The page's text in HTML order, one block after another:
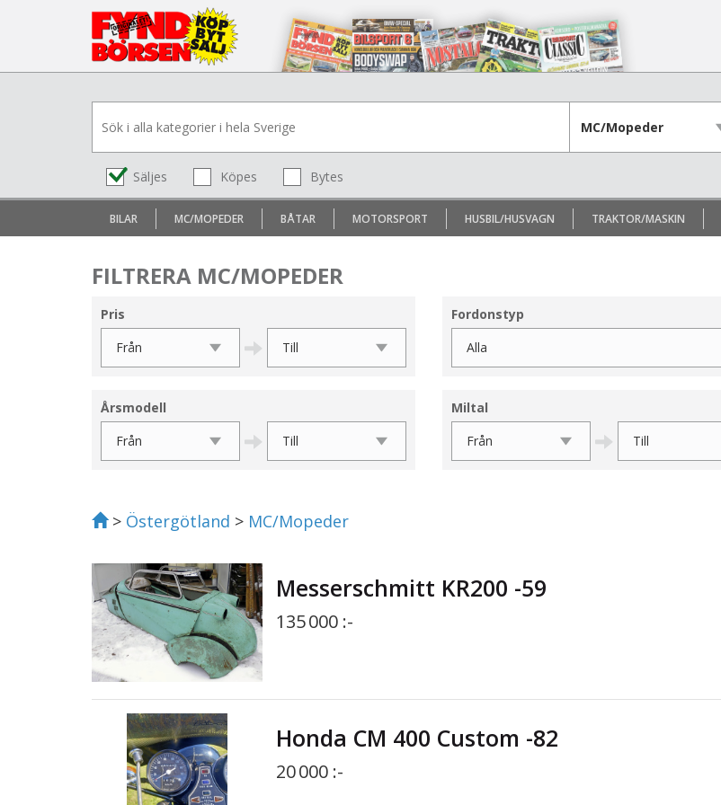
BILAR MC/MOPEDER BÅTAR MOTORSPORT HUSBIL/HUSVAGN TRAKTOR/MASKIN
Säljes Köpes Bytes
FILTRERA MC/MOPEDER
Pris Fordonstyp
Årsmodell Miltal
> Östergötland > MC/Mopeder
Messerschmitt KR200 -59
135 000 :-
Honda CM 400 Custom -82
20 000 :-